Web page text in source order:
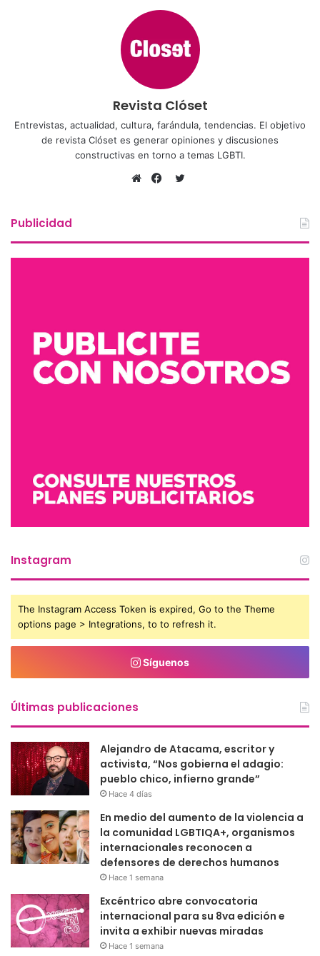
Revista Clóset
Entrevistas, actualidad, cultura, farándula, tendencias. El objetivo
de revista Clóset es generar opiniones y discusiones
constructivas en torno a temas LGBTI.
Publicidad
Instagram
The Instagram Access Token is expired, Go to the Theme
options page > Integrations, to to refresh it.
Síguenos
Últimas publicaciones
Alejandro de Atacama, escritor y
activista, “Nos gobierna el adagio:
pueblo chico, infierno grande”
Hace 4 días
En medio del aumento de la violencia a
la comunidad LGBTIQA+, organismos
internacionales reconocen a
defensores de derechos humanos
Hace 1 semana
Excéntrico abre convocatoria
internacional para su 8va edición e
invita a exhibir nuevas miradas
Hace 1 semana